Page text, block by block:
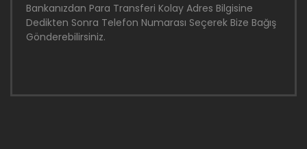
Bankanızdan Para Transferi Kolay Adres Bilgisine
Dedikten Sonra Telefon Numarası Seçerek Bize Bağış
Gönderebilirsiniz.